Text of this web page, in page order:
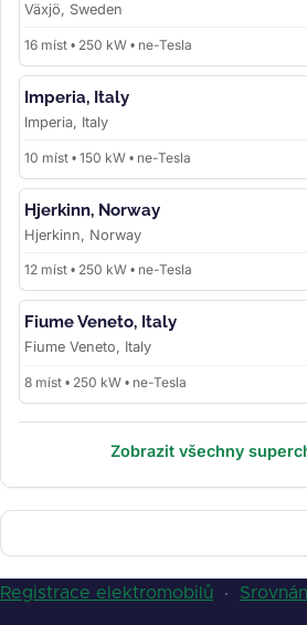
Växjö, Sweden
16 míst • 250 kW • ne-Tesla
Imperia, Italy
Imperia, Italy
10 míst • 150 kW • ne-Tesla
Hjerkinn, Norway
Hjerkinn, Norway
12 míst • 250 kW • ne-Tesla
Fiume Veneto, Italy
Fiume Veneto, Italy
8 míst • 250 kW • ne-Tesla
Zobrazit všechny
Registrace elektromobilů ·